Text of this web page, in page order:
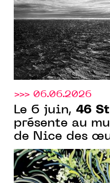
l’abstraction
>>> 06.06.2026
Le 6 juin, 46
présente au
de Nice des
Chassary pour
vous aux